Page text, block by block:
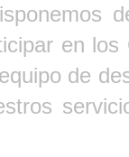
en
de